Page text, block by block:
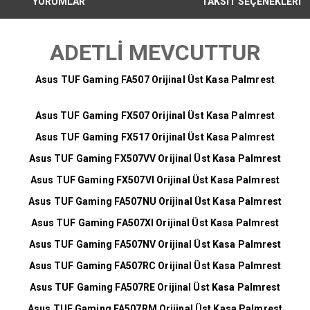
ADETLİ MEVCUTTUR
Asus TUF Gaming FA507 Orijinal Üst Kasa Palmrest
Asus TUF Gaming FX507 Orijinal Üst Kasa Palmrest
Asus TUF Gaming FX517 Orijinal Üst Kasa Palmrest
Asus TUF Gaming FX507VV Orijinal Üst Kasa Palmrest
Asus TUF Gaming FX507VI Orijinal Üst Kasa Palmrest
Asus TUF Gaming FA507NU Orijinal Üst Kasa Palmrest
Asus TUF Gaming FA507XI Orijinal Üst Kasa Palmrest
Asus TUF Gaming FA507NV Orijinal Üst Kasa Palmrest
Asus TUF Gaming FA507RC Orijinal Üst Kasa Palmrest
Asus TUF Gaming FA507RE Orijinal Üst Kasa Palmrest